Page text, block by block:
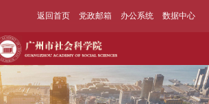
返回首页 党政邮箱 办公系统 数据中心